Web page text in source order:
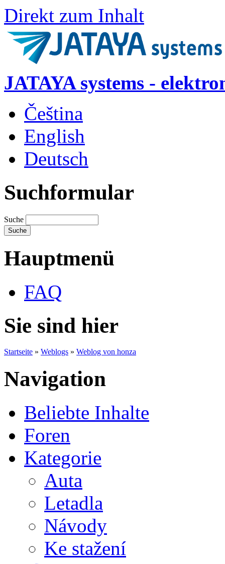
Direkt zum Inhalt
JATAYA systems -
Čeština
English
Deutsch
Suchformular
Suche
Hauptmenü
FAQ
Sie sind hier
Startseite » Weblogs » Weblog von honza
Navigation
Beliebte Inhalte
Foren
Kategorie
Auta
Letadla
Návody
Ke stažení